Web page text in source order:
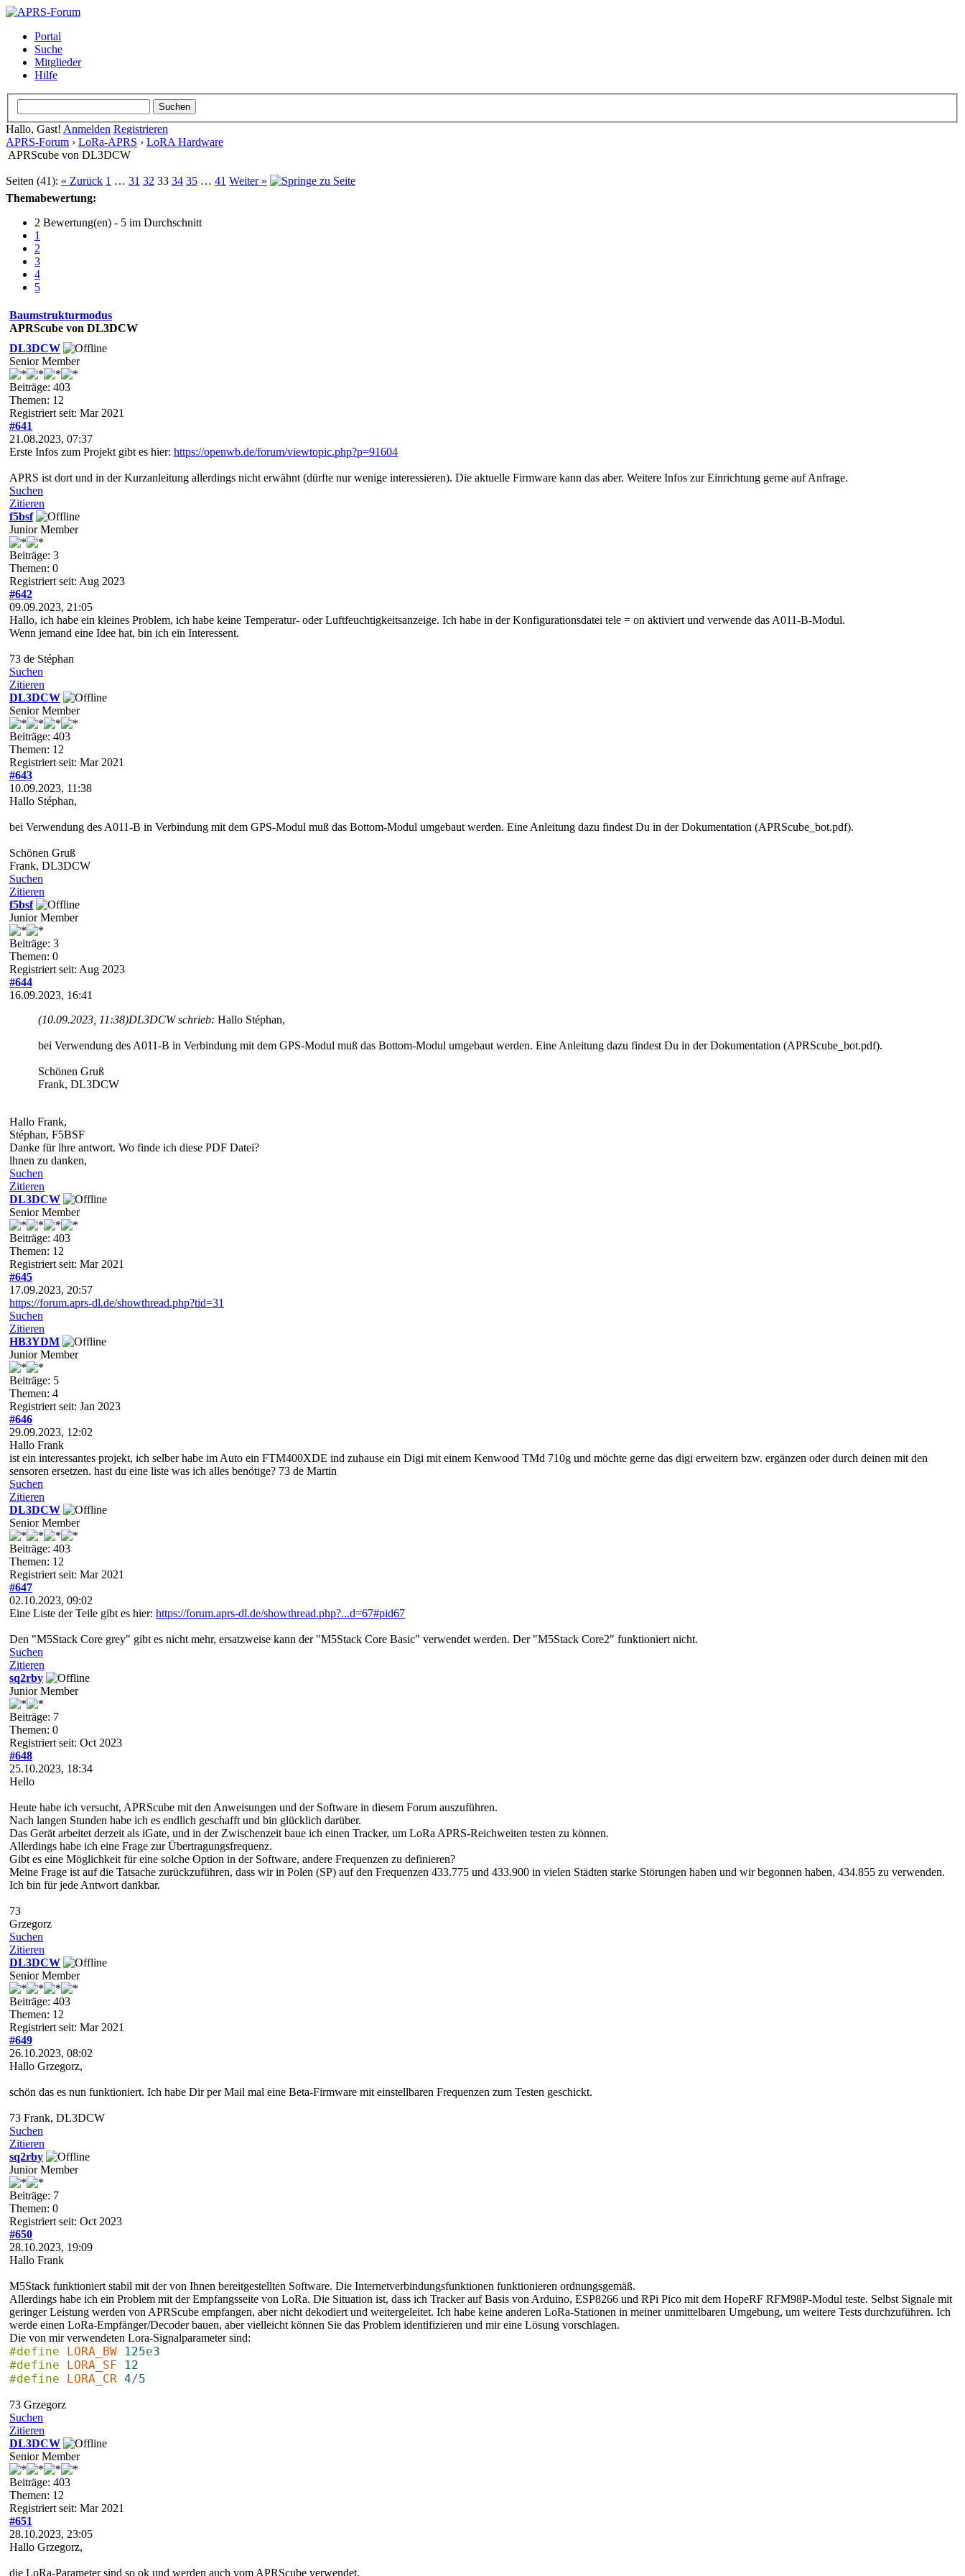
Portal
Suche
Mitglieder
Hilfe
Hallo, Gast! Anmelden Registrieren
APRS-Forum › LoRa-APRS › LoRA Hardware
APRScube von DL3DCW
Seiten (41): « Zurück 1 … 31 32 33 34 35 … 41 Weiter »
Themabewertung:
2 Bewertung(en) - 5 im Durchschnitt
1
2
3
4
5
Baumstrukturmodus
APRScube von DL3DCW
DL3DCW
Senior Member
Beiträge: 403
Themen: 12
Registriert seit: Mar 2021
#641
21.08.2023, 07:37
Erste Infos zum Projekt gibt es hier: https://openwb.de/forum/viewtopic.php?p=91604
APRS ist dort und in der Kurzanleitung allerdings nicht erwähnt (dürfte nur wenige interessieren). Die aktuelle Firmware kann das aber. Weitere Infos zur Einrichtung gerne auf Anfrage.
Suchen
Zitieren
f5bsf
Junior Member
Beiträge: 3
Themen: 0
Registriert seit: Aug 2023
#642
09.09.2023, 21:05
Hallo, ich habe ein kleines Problem, ich habe keine Temperatur- oder Luftfeuchtigkeitsanzeige. Ich habe in der Konfigurationsdatei tele = on aktiviert und verwende das A011-B-Modul.
Wenn jemand eine Idee hat, bin ich ein Interessent.
73 de Stéphan
Suchen
Zitieren
DL3DCW
Senior Member
Beiträge: 403
Themen: 12
Registriert seit: Mar 2021
#643
10.09.2023, 11:38
Hallo Stéphan,
bei Verwendung des A011-B in Verbindung mit dem GPS-Modul muß das Bottom-Modul umgebaut werden. Eine Anleitung dazu findest Du in der Dokumentation (APRScube_bot.pdf).
Schönen Gruß
Frank, DL3DCW
Suchen
Zitieren
f5bsf
Junior Member
Beiträge: 3
Themen: 0
Registriert seit: Aug 2023
#644
16.09.2023, 16:41
(10.09.2023, 11:38)DL3DCW schrieb: Hallo Stéphan,
bei Verwendung des A011-B in Verbindung mit dem GPS-Modul muß das Bottom-Modul umgebaut werden. Eine Anleitung dazu findest Du in der Dokumentation (APRScube_bot.pdf).
Schönen Gruß
Frank, DL3DCW
Hallo Frank,
Stéphan, F5BSF
Danke für lhre antwort. Wo finde ich diese PDF Datei?
lhnen zu danken,
Suchen
Zitieren
DL3DCW
Senior Member
Beiträge: 403
Themen: 12
Registriert seit: Mar 2021
#645
17.09.2023, 20:57
https://forum.aprs-dl.de/showthread.php?tid=31
Suchen
Zitieren
HB3YDM
Junior Member
Beiträge: 5
Themen: 4
Registriert seit: Jan 2023
#646
29.09.2023, 12:02
Hallo Frank
ist ein interessantes projekt, ich selber habe im Auto ein FTM400XDE ind zuhause ein Digi mit einem Kenwood TMd 710g und möchte gerne das digi erweitern bzw. ergänzen oder durch deinen mit den
sensoren ersetzen. hast du eine liste was ich alles benötige? 73 de Martin
Suchen
Zitieren
DL3DCW
Senior Member
Beiträge: 403
Themen: 12
Registriert seit: Mar 2021
#647
02.10.2023, 09:02
Eine Liste der Teile gibt es hier: https://forum.aprs-dl.de/showthread.php?...d=67#pid67
Den "M5Stack Core grey" gibt es nicht mehr, ersatzweise kann der "M5Stack Core Basic" verwendet werden. Der "M5Stack Core2" funktioniert nicht.
Suchen
Zitieren
sq2rby
Junior Member
Beiträge: 7
Themen: 0
Registriert seit: Oct 2023
#648
25.10.2023, 18:34
Hello
Heute habe ich versucht, APRScube mit den Anweisungen und der Software in diesem Forum auszuführen.
Nach langen Stunden habe ich es endlich geschafft und bin glücklich darüber.
Das Gerät arbeitet derzeit als iGate, und in der Zwischenzeit baue ich einen Tracker, um LoRa APRS-Reichweiten testen zu können.
Allerdings habe ich eine Frage zur Übertragungsfrequenz.
Gibt es eine Möglichkeit für eine solche Option in der Software, andere Frequenzen zu definieren?
Meine Frage ist auf die Tatsache zurückzuführen, dass wir in Polen (SP) auf den Frequenzen 433.775 und 433.900 in vielen Städten starke Störungen haben und wir begonnen haben, 434.855 zu verwenden.
Ich bin für jede Antwort dankbar.
73
Grzegorz
Suchen
Zitieren
DL3DCW
Senior Member
Beiträge: 403
Themen: 12
Registriert seit: Mar 2021
#649
26.10.2023, 08:02
Hallo Grzegorz,
schön das es nun funktioniert. Ich habe Dir per Mail mal eine Beta-Firmware mit einstellbaren Frequenzen zum Testen geschickt.
73 Frank, DL3DCW
Suchen
Zitieren
sq2rby
Junior Member
Beiträge: 7
Themen: 0
Registriert seit: Oct 2023
#650
28.10.2023, 19:09
Hallo Frank
M5Stack funktioniert stabil mit der von Ihnen bereitgestellten Software. Die Internetverbindungsfunktionen funktionieren ordnungsgemäß.
Allerdings habe ich ein Problem mit der Empfangsseite von LoRa. Die Situation ist, dass ich Tracker auf Basis von Arduino, ESP8266 und RPi Pico mit dem HopeRF RFM98P-Modul teste. Selbst Signale mit
geringer Leistung werden von APRScube empfangen, aber nicht dekodiert und weitergeleitet. Ich habe keine anderen LoRa-Stationen in meiner unmittelbaren Umgebung, um weitere Tests durchzuführen. Ich
werde einen LoRa-Empfänger/Decoder bauen, aber vielleicht können Sie das Problem identifizieren und mir eine Lösung vorschlagen.
Die von mir verwendeten Lora-Signalparameter sind:
#define LORA_BW 125e3
#define
LORA_SF
12
#define
LORA_CR 4/5
73 Grzegorz
Suchen
Zitieren
DL3DCW
Senior Member
Beiträge: 403
Themen: 12
Registriert seit: Mar 2021
#651
28.10.2023, 23:05
Hallo Grzegorz,
die LoRa-Parameter sind so ok und werden auch vom APRScube verwendet.